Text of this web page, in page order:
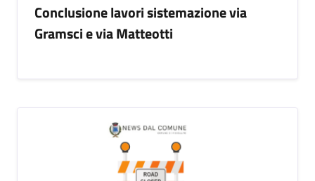
Conclusione lavori sistemazione via
Gramsci e via Matteotti